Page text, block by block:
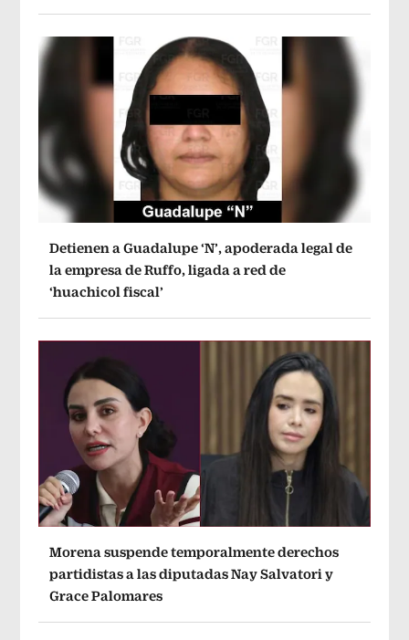
Detienen a Guadalupe ‘N’, apoderada legal de
la empresa de Ruffo, ligada a red de
‘huachicol fiscal’
Morena suspende temporalmente derechos
partidistas a las diputadas Nay Salvatori y
Grace Palomares